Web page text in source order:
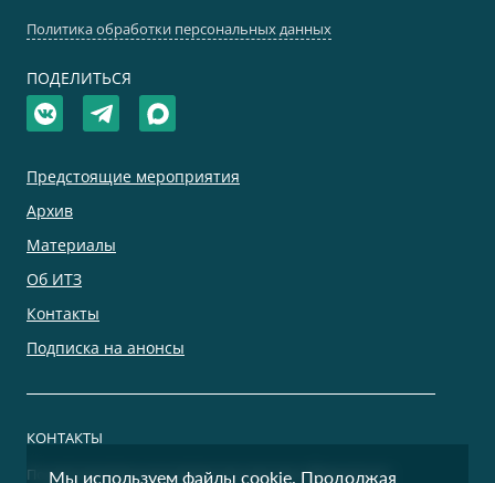
Политика обработки персональных данных
ПОДЕЛИТЬСЯ
Предстоящие мероприятия
Архив
Материалы
Об ИТЗ
Контакты
Подписка на анонсы
КОНТАКТЫ
По дополнительным вопросам просим обращаться:
Мы используем файлы cookie. Продолжая